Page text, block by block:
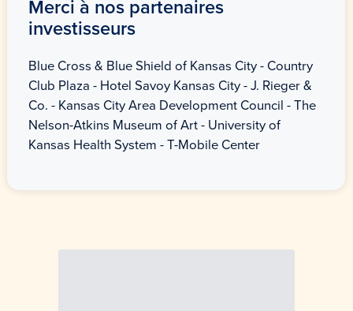
Merci à nos partenaires
investisseurs
Blue Cross & Blue Shield of Kansas City - Country
Club Plaza - Hotel Savoy Kansas City - J. Rieger &
Co. - Kansas City Area Development Council - The
Nelson-Atkins Museum of Art - University of
Kansas Health System - T-Mobile Center